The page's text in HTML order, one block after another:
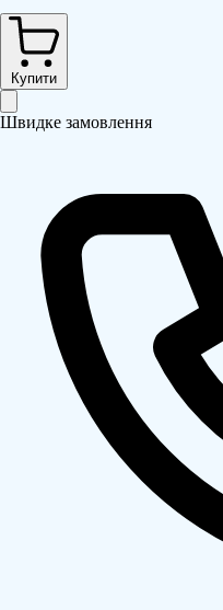
Купити
Швидке замовлення